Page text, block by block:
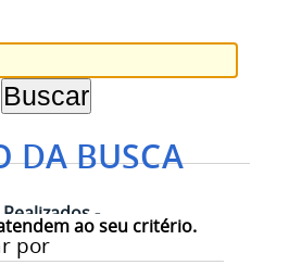
DA BUSCA
ao seu critério.
por
-